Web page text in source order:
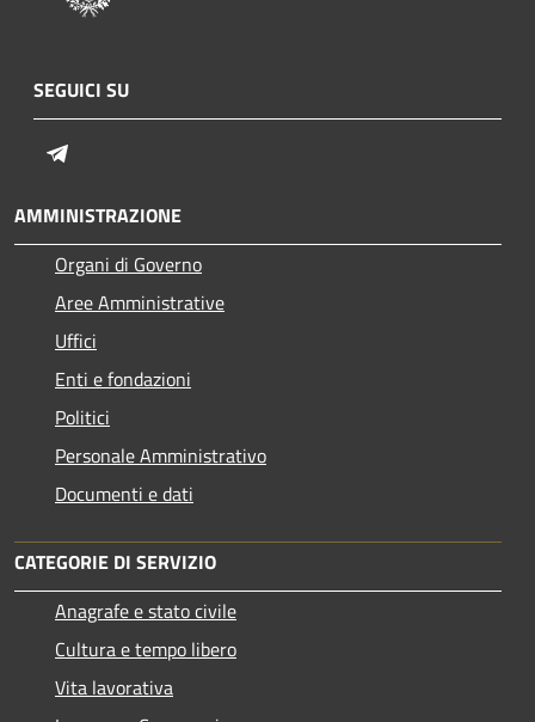
SEGUICI SU
AMMINISTRAZIONE
Organi di Governo
Aree Amministrative
Uffici
Enti e fondazioni
Politici
Personale Amministrativo
Documenti e dati
CATEGORIE DI SERVIZIO
Anagrafe e stato civile
Cultura e tempo libero
Vita lavorativa